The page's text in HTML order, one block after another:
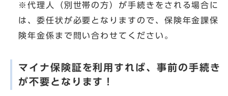
※代理人（別世帯の方）が手続きをされる場合に
は、委任状が必要となりますので、保険年金課保
険年金係まで問い合わせてください。
マイナ保険証を利用すれば、事前の手続き
が不要となります！